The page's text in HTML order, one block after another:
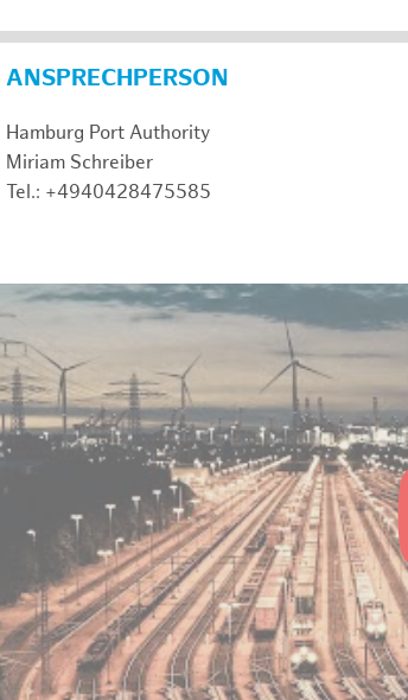
ANSPRECHPERSON
Hamburg Port Authority
Miriam Schreiber
Tel.: +4940428475585